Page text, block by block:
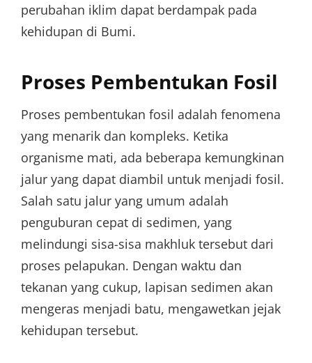
perubahan iklim dapat berdampak pada
kehidupan di Bumi.
Proses Pembentukan Fosil
Proses pembentukan fosil adalah fenomena
yang menarik dan kompleks. Ketika
organisme mati, ada beberapa kemungkinan
jalur yang dapat diambil untuk menjadi fosil.
Salah satu jalur yang umum adalah
penguburan cepat di sedimen, yang
melindungi sisa-sisa makhluk tersebut dari
proses pelapukan. Dengan waktu dan
tekanan yang cukup, lapisan sedimen akan
mengeras menjadi batu, mengawetkan jejak
kehidupan tersebut.